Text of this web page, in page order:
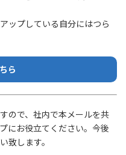
ップしている自分にはつら
ら
ので、社内で本メールを共
にお役立てください。今後
致します。